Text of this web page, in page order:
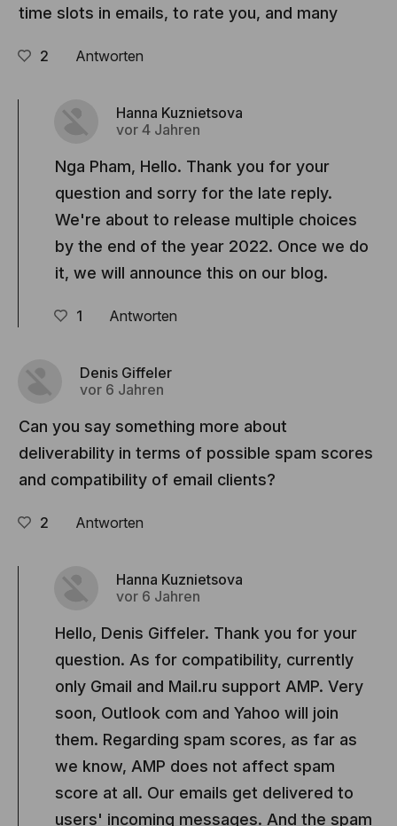
time slots in emails, to rate you, and many
2 Antworten
Hanna Kuznietsova
vor 4 Jahren
Nga Pham, Hello. Thank you for your
question and sorry for the late reply.
We're about to release multiple choices
by the end of the year 2022. Once we do
it, we will announce this on our blog.
1 Antworten
Denis Giffeler
vor 6 Jahren
Can you say something more about
deliverability in terms of possible spam scores
and compatibility of email clients?
2 Antworten
Hanna Kuznietsova
vor 6 Jahren
Hello, Denis Giffeler. Thank you for your
question. As for compatibility, currently
only Gmail and Mail.ru support AMP. Very
soon, Outlook com and Yahoo will join
them. Regarding spam scores, as far as
we know, AMP does not affect spam
score at all. Our emails get delivered to
users' incoming messages. And the spam